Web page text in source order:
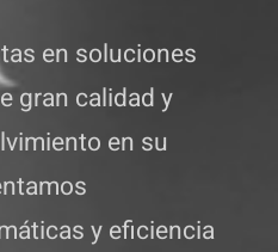
en soluciones
gran calidad y
en su
y eficiencia